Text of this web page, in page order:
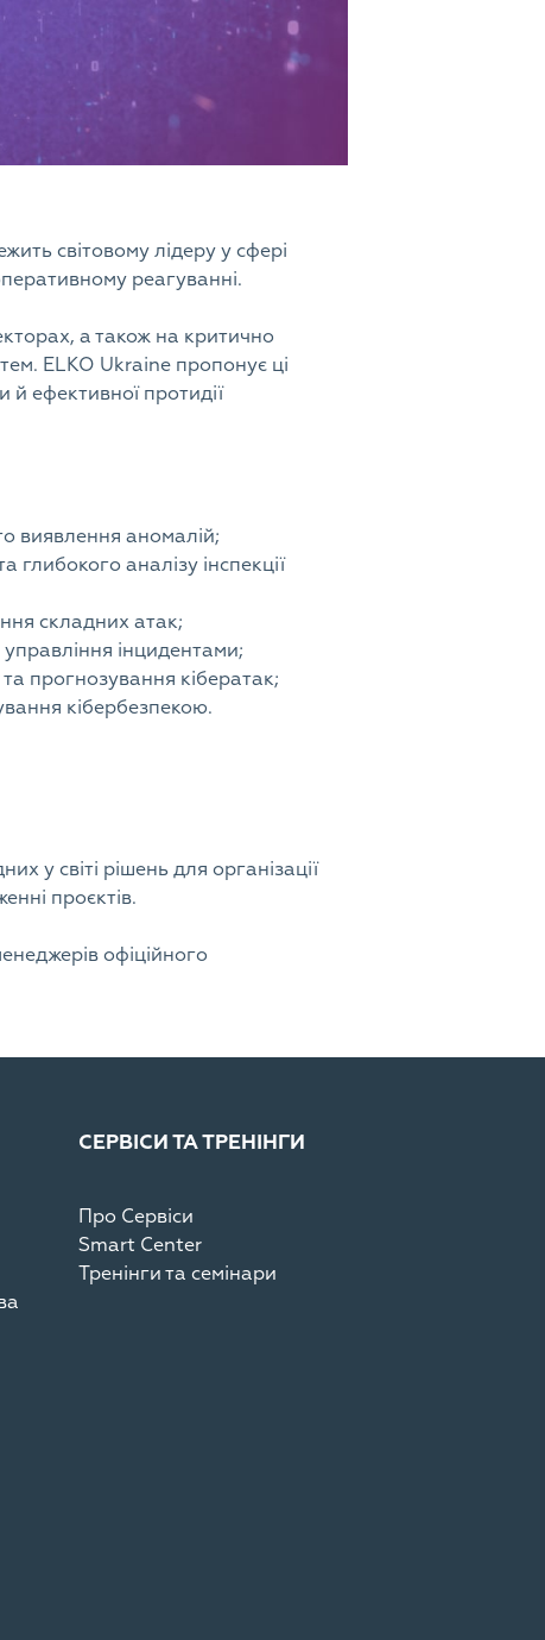
світовому лідеру у сфері
реагуванні.
а також на критично
ELKO Ukraine пропонує ці
й ефективної протидії
виявлення аномалій;
аналізу інспекції
складних атак;
інцидентами;
прогнозування кібератак;
кібербезпекою.
у світі рішень для організації
проєктів.
офіційного
СЕРВІСИ ТА ТРЕНІНГИ
Про Сервіси
Smart Center
Тренінги та семінари